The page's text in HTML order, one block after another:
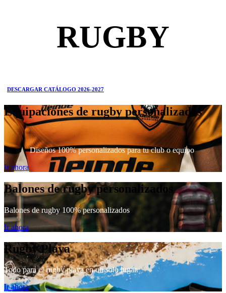
RUGBY
DESCARGAR CATÁLOGO 2026-2027
Equipaciones de rugby personalizadas
Diseños 100% personalizados para tu club o equipo
Ir ahora
Balones de rugby personalizados
Balones de rugby 100% personalizados
Ir ahora
Rugby Playa
Todo para el rugby playa en un solo lugar.
Ir ahora